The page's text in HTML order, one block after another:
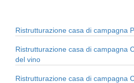
Ristrutturazione casa di campagna
Ristrutturazione casa di campagna
del vino
Ristrutturazione casa di campagna